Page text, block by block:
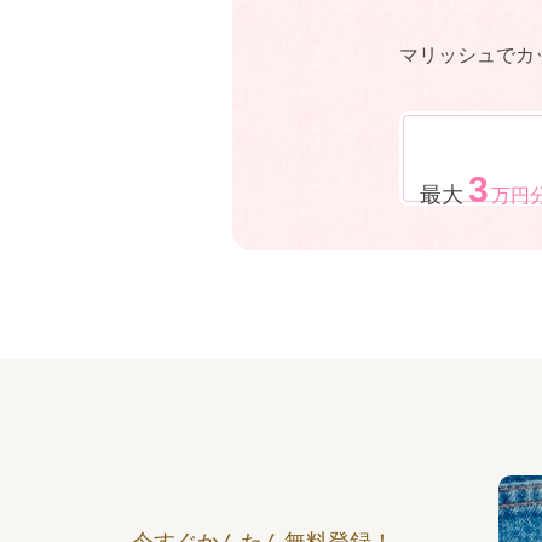
マリッシュで
最大 3万円